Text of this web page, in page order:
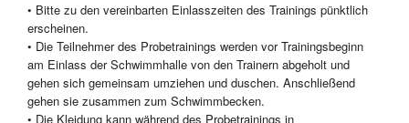
• Bitte zu den vereinbarten Einlasszeiten des Trainings pünktlich
erscheinen.
• Die Teilnehmer des Probetrainings werden vor Trainingsbeginn
am Einlass der Schwimmhalle von den Trainern abgeholt und
gehen sich gemeinsam umziehen und duschen. Anschließend
gehen sie zusammen zum Schwimmbecken.
• Die Kleidung kann während des Probetrainings in